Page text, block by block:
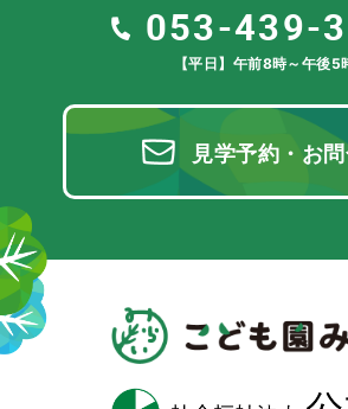
053-439-
【平日】午前8時～午後5
見学予約・お